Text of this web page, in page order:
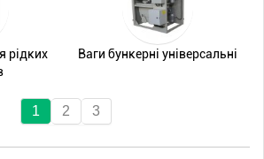
рідких
Ваги бункерні універсальні
1 2 3